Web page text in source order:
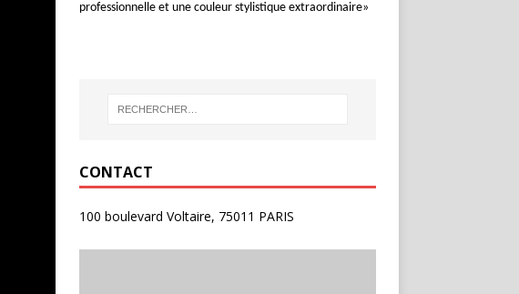
professionnelle et une couleur stylistique extraordinaire»
CONTACT
100 boulevard Voltaire, 75011 PARIS